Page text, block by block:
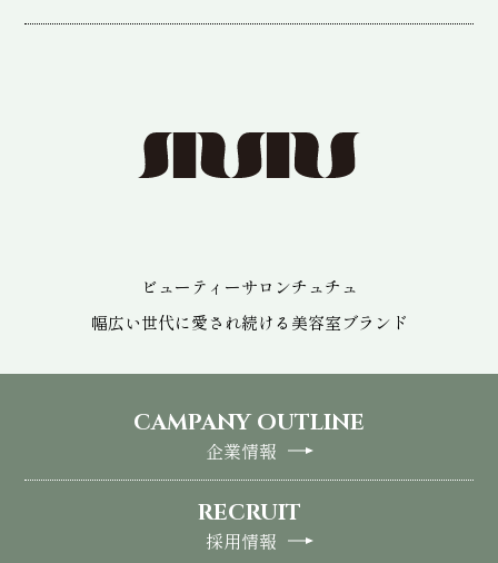
ビューティーサロンチュチュ
幅広い世代に愛され続ける 美容室ブランド
CAMPANY OUTLINE
企業情報
RECRUIT
採用情報